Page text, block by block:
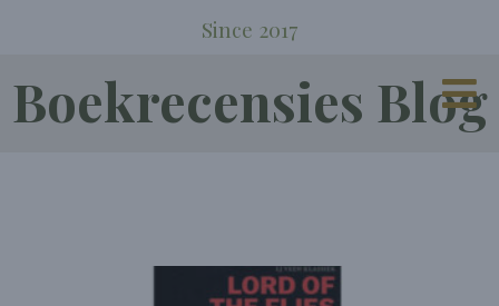
Since 2017
Boekrecensies Blog